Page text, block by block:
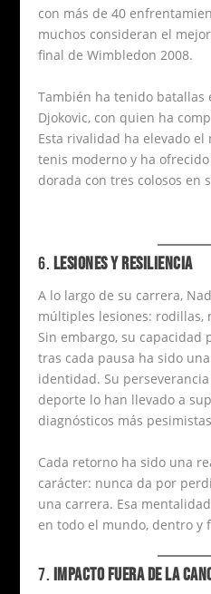
con más de 40
muchos consideran el
final de Wimbledon 2008.
También ha tenido batallas
Djokovic, con quien ha
Esta rivalidad ha elevado
tenis moderno y ha
dorada con tres colosos en
6. LESIONES Y RESILIENCIA
A lo largo de su carrera,
múltiples lesiones: rodillas,
Sin embargo, su capacidad
tras cada pausa ha sido
identidad. Su
deporte lo han llevado a
diagnósticos más
Cada retorno ha sido una
carácter: nunca da por
una carrera. Esa
en todo el mundo, dentro y
7. IMPACTO FUERA DE LA